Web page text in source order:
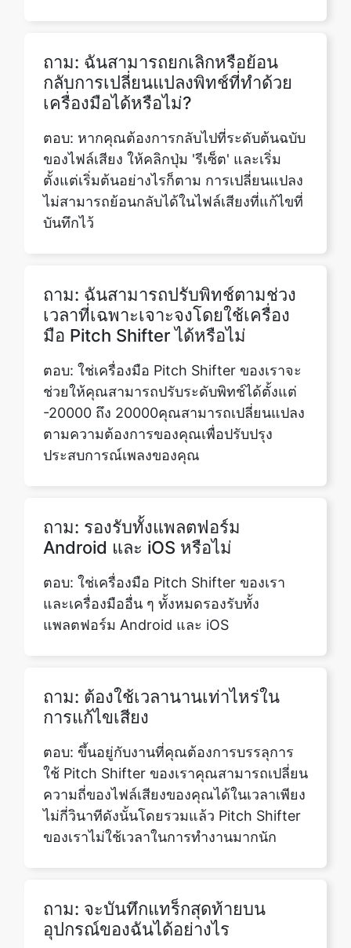
ตอบ: หากคุณต้องการกลับไปที่ระดับต้นฉบับ
ของไฟล์เสียง ให้คลิกปุ่ม 'รีเซ็ต' และเริ่ม
ตั้งแต่เริ่มต้นอย่างไรก็ตาม การเปลี่ยนแปลง
ไม่สามารถย้อนกลับได้ในไฟล์เสียงที่แก้ไขที่
บันทึกไว้
ถาม: ฉันสามารถปรับพิทช์ตามช่วง
ตอบ: ใช่เครื่องมือ Pitch Shifter ของเราจะ
ช่วยให้คุณสามารถปรับระดับพิทช์ได้ตั้งแต่
-20000 ถึง 20000คุณสามารถเปลี่ยนแปลง
ตามความต้องการของคุณเพื่อปรับปรุง
ประสบการณ์เพลงของคุณ
ถาม: รองรับทั้งแพลตฟอร์ม
ตอบ: ใช่เครื่องมือ Pitch Shifter ของเรา
และเครื่องมืออื่น ๆ ทั้งหมดรองรับทั้ง
แพลตฟอร์ม Android และ iOS
ถาม: ต้องใช้เวลานานเท่าไหร่ใน
ใช้ Pitch Shifter ของเราคุณสามารถเปลี่ยน
ความถี่ของไฟล์เสียงของคุณได้ในเวลาเพียง
ไม่กี่วินาทีดังนั้นโดยรวมแล้ว Pitch Shifter
ของเราไม่ใช้เวลาในการทำงานมากนัก
ถาม: จะบันทึกแทร็กสุดท้ายบน
อุปกรณ์ของคุณนั้นง่ายมากหลังจากปรับ
ความถี่อัตราการเล่นหรือตัดเสียงตามความ